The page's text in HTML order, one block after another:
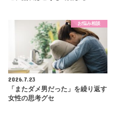
お悩み相談
2026.7.23
「またダメ男だった」を繰り返す
女性の思考グセ